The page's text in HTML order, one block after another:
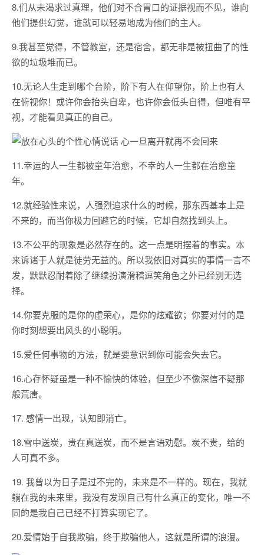
8.们从未渴求过真理，他们对不合胃口的证据视而不见，谁向
他们提供幻觉，谁就可以轻易地成为他们的主人。
9.我甚至觉得，不管教室，还是宿舍，都无非是被扭曲了的性
欲的垃圾堆而已。
10.无论人生走到哪个台阶，阶下有人在仰望你，阶上也有人
在俯视你！或许你会抬头自卑，也许你会低头自得，但唯有平
视，才能看见真正的自己。
11.幸运的人一生都被童年治愈，不幸的人一生都在治愈童
年。
12.就经验性来说，人强烈追求什么的时候，那东西基本上是
不来的，而当你极力回避它的时候，它却自然找到头上。
13.不公平的现象是必然存在的。这一点是明摆着的事实。本
来诉诸于人就是徒劳无益的。所以我依旧对真实的事情一言不
发，默默忍耐着除了继续扮演滑稽逗笑角色之外已经别无选
择。
14.你要克服的是你的虚荣心，是你的炫耀欲；你要对付的是
你时刻想要出风头的小聪明。
15.爱任何事物的方法，就是要意识到你可能会失去它。
16.心存怀疑虽是一种不愉快的体验，但至少不像深信不疑那
般荒唐。
17. 感情一出现，认知即消亡。
18.雪中送炭，贵在真送炭，而不是言语劝慰。炭不贵，给的
人可真不多。
19. 我曾以为日子是过不完的，未来是不一样的。现在，我就
躺在我的未来里，我没有发现自己有什么真正的变化，唯一不
同的是我自己已经不打算实现它了。
20.爱情始于自我欺骗，终于欺骗他人，这就是所谓的浪漫。